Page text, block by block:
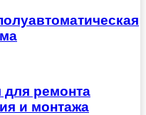
для ремонта
и монтажа